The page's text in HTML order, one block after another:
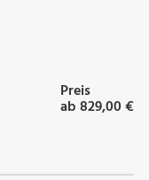
Preis
ab 829,00 €